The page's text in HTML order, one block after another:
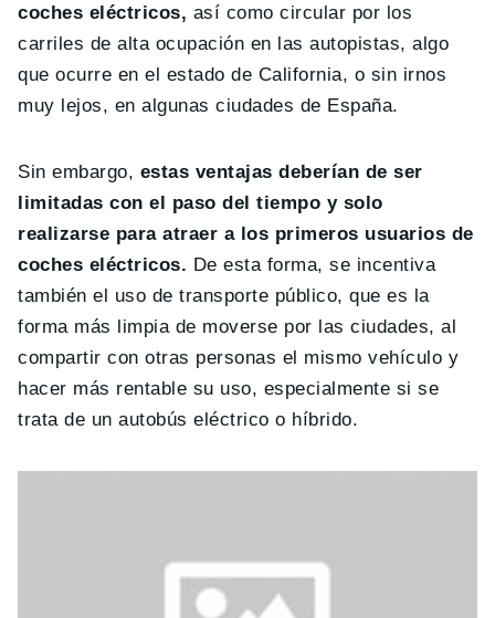
coches eléctricos, así como circular por los
carriles de alta ocupación en las autopistas, algo
que ocurre en el estado de California, o sin irnos
muy lejos, en algunas ciudades de España.
Sin embargo, estas ventajas deberían de ser
limitadas con el paso del tiempo y solo
realizarse para atraer a los primeros usuarios de
coches eléctricos. De esta forma, se incentiva
también el uso de transporte público, que es la
forma más limpia de moverse por las ciudades, al
compartir con otras personas el mismo vehículo y
hacer más rentable su uso, especialmente si se
trata de un autobús eléctrico o híbrido.